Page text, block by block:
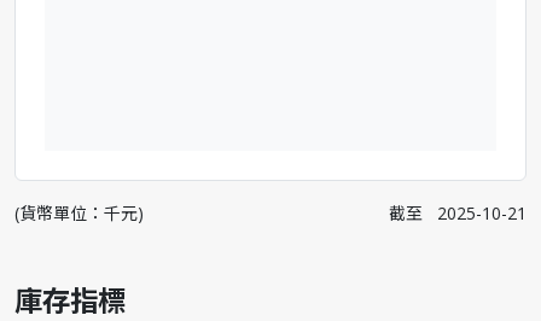
(貨幣單位：千元) 截至 2025-10-21
庫存指標